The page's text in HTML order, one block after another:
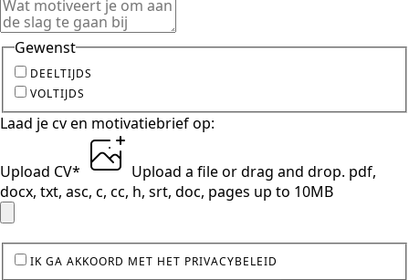
Gewenst
DEELTIJDS
VOLTIJDS
Laad je cv en motivatiebrief op:
Upload CV* Upload a fileor drag and drop. pdf,
docx, txt, asc, c, cc, h, srt, doc, pages up to 10MB
IK GA AKKOORD MET HET PRIVACYBELEID